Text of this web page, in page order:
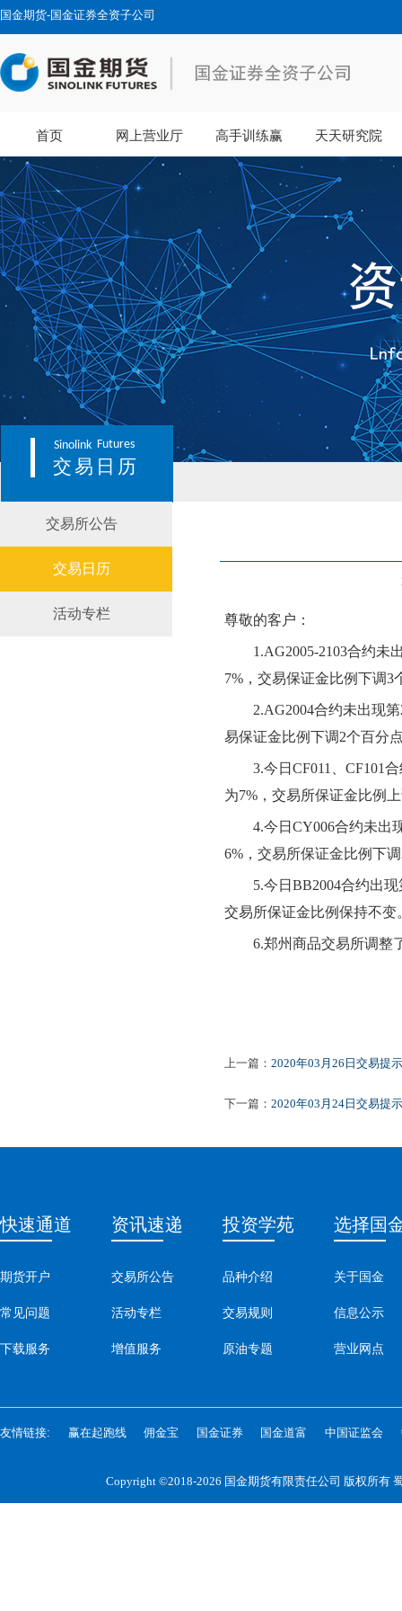
国金期货-国金证券全资子公司
首页 网上营业厅 高手训练赢 天天研究院
Sinolink Futures
交易日历
交易所公告
交易日历
活动专栏 尊敬的客户：
1.AG2005-2103合约未
7%，交易保证金比例下调3
2.AG2004合约未出现第
易保证金比例下调2个百分
3.今日 CF011、CF101
为7%，交易所保证金比例
4.今日 CY006合约未出
6%，交易所保证金比例下
5.今日 BB2004合约出
交易所保证金比例保持不变
6.郑州商品交易所调整
上一篇： 2020年03月26日交易提示
下一篇： 2020年03月24日交易提示
快速通道
期货开户
常见问题
下载服务
资讯速递
交易所公告
活动专栏
增值服务
投资学苑
品种介绍
交易规则
原油专题
选择国
关于国金
信息公示
营业网点
友情链接: 赢在起跑线 佣金宝 国金证券 国金道富 中国证监会
Copyright ©2018-2026 国金期货有限责任公司 版权所有